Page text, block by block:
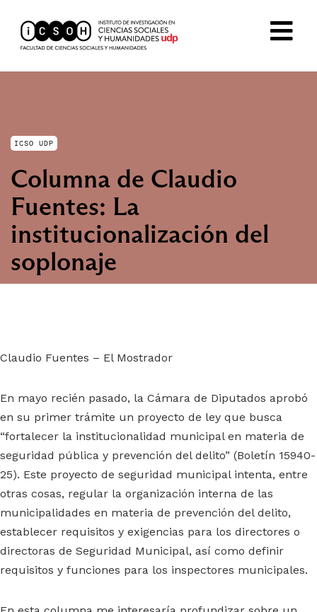
ICSO UDP
Columna de Claudio
Fuentes: La
institucionalización del
soplonaje
Claudio Fuentes – El Mostrador
En mayo recién pasado, la Cámara de Diputados aprobó
en su primer trámite un proyecto de ley que busca
“fortalecer la institucionalidad municipal en materia de
seguridad pública y prevención del delito” (Boletín 15940-
25). Este proyecto de seguridad municipal intenta, entre
otras cosas, regular la organización interna de las
municipalidades en materia de prevención del delito,
establecer requisitos y exigencias para los directores o
directoras de Seguridad Municipal, así como definir
requisitos y funciones para los inspectores municipales.